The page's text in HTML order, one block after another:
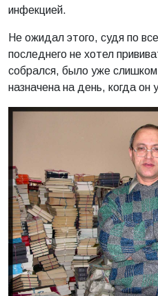
инфекцией.
Не ожидал этого, судя по
последнего не хотел
собрался, было уже
назначена на день, когда